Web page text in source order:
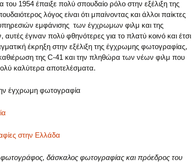
του 1954 έπαιξε πολύ σπουδαίο ρόλο στην εξέλιξη της
λόγος είναι ότι μπαίνοντας και άλλοι παίκτες
υπηρεσιών εμφάνισης των έγχρωμων φιλμ και της
έγιναν πολύ φθηνότερες για το πλατύ κοινό και έτσι
έκρηξη στην εξέλιξη της έγχρωμης φωτογραφίας,
της C-41 και την πληθώρα των νέων φιλμ που
καλύτερα αποτελέσματα.
έγχρωμη φωτογραφία
στην Ελλάδα
φωτογράφος, δάσκαλος φωτογραφίας και πρόεδρος του